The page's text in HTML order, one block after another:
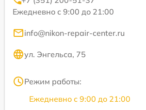
Ежедневно с 9:00 до 21:00
info@nikon-repair-center.ru
ул. Энгельса, 75
Режим работы:
Ежедневно с 9:00 до 21:00